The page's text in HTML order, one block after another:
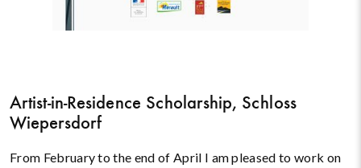
Artist-in-Residence Scholarship, Schloss
Wiepersdorf
From February to the end of April I am pleased to work on